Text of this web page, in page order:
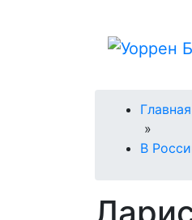
Главная
»
В